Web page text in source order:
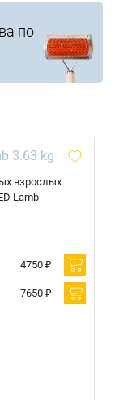
по
взрослых
Lamb
4750 ₽
7650 ₽